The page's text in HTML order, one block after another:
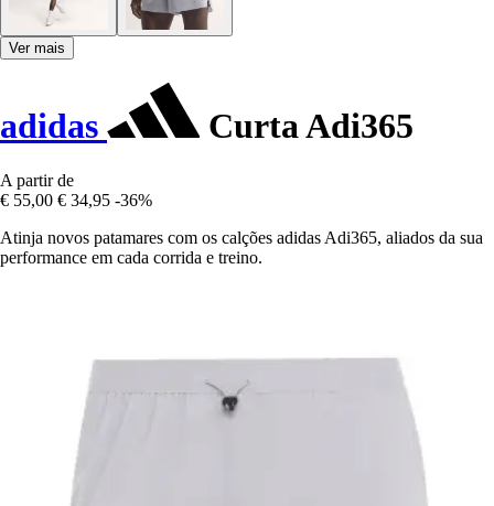
Ver mais
adidas Curta Adi365
A partir de
€ 55,00 € 34,95 -36%
Atinja novos patamares com os calções adidas Adi365, aliados da sua
performance em cada corrida e treino.